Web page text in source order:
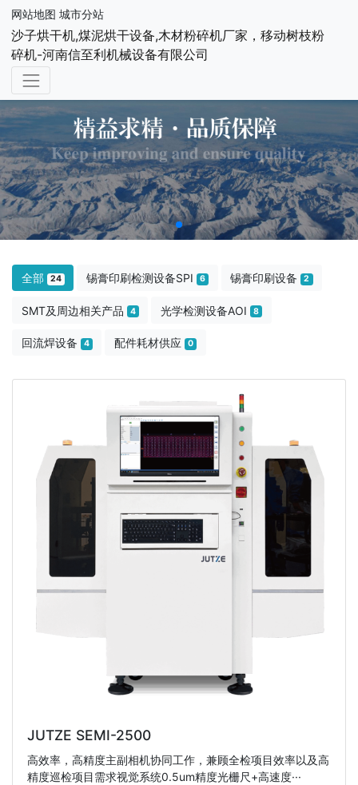
网站地图 城市分站
沙子烘干机,煤泥烘干设备,木材粉碎机厂家，移动树枝粉
碎机-河南信至利机械设备有限公司
全部 24 锡膏印刷检测设备SPI 6 锡膏印刷设备 2
SMT及周边相关产品 4 光学检测设备AOI 8
回流焊设备 4 配件耗材供应 0
JUTZE SEMI-2500
高效率，高精度主副相机协同工作，兼顾全检项目效率以及高
精度巡检项目需求视觉系统0.5um精度光栅尺+高速度···